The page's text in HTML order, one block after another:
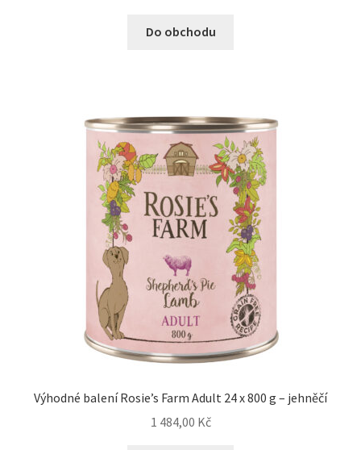
Do obchodu
Výhodné balení Rosie’s Farm Adult 24 x 800 g – jehněčí
1 484,00 Kč